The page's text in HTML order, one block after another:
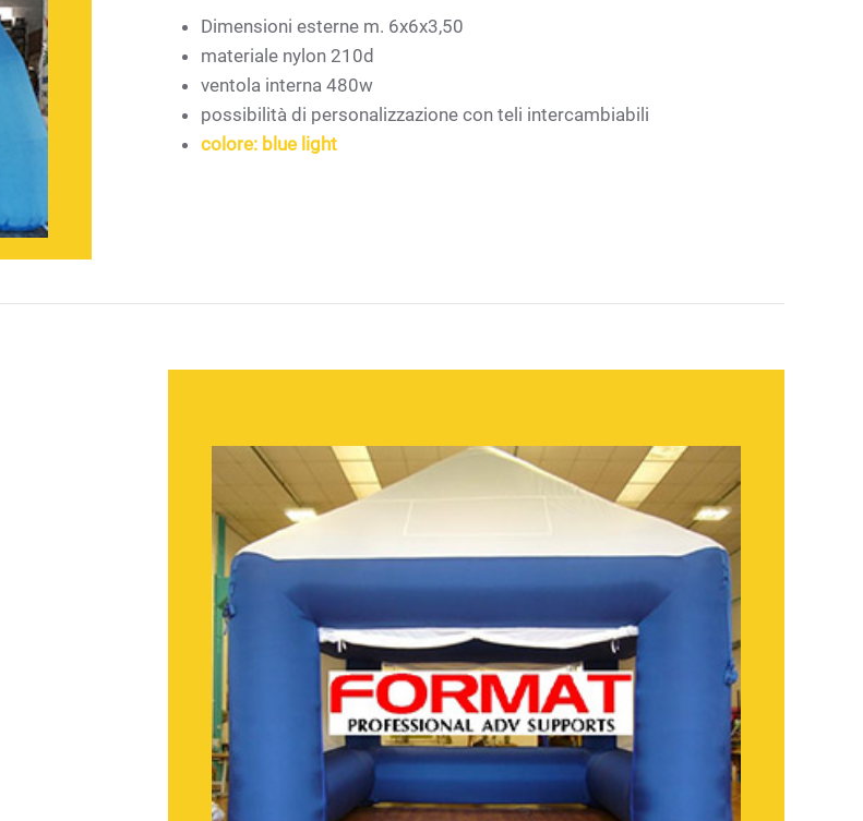
Dimensioni esterne m. 6x6x3,50
materiale nylon 210d
ventola interna 480w
possibilità di personalizzazione con teli intercambiabili
colore: blue light